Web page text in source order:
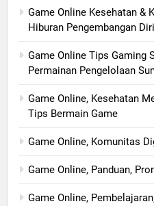
Game Online Kesehatan &
Hiburan Pengembangan Diri
Game Online Tips Gaming
Permainan Pengelolaan
Game Online, Kesehatan
Tips Bermain Game
Game Online, Komunitas
Game Online, Panduan,
Game Online,